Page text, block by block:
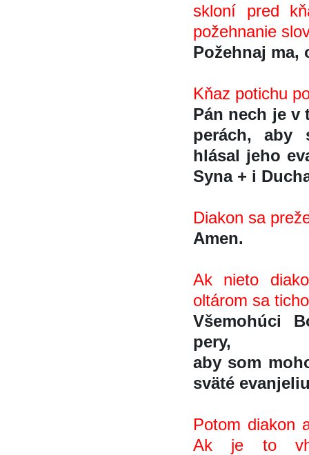
skloní pred
požehnanie
Požehnaj ma,
Kňaz potichu
Pán nech je
perách, aby
hlásal jeho
Syna + i
Diakon sa
Amen.
Ak nieto
oltárom sa
Všemohúci
pery,
aby som
sväté
Potom diakon
Ak je to